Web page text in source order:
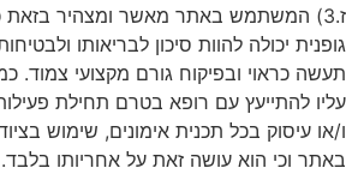
ז.3) המשתמש באתר מאשר ומצהיר בזאת
גופנית יכולה להוות סיכון לבריאותו
תעשה כראוי ובפיקוח גורם מקצועי צמוד.
עליו להתייעץ עם רופא בטרם תחילת
ו/או עיסוק בכל תכנית אימונים, שימוש
באתר וכי הוא עושה זאת על אחריותו בלבד.